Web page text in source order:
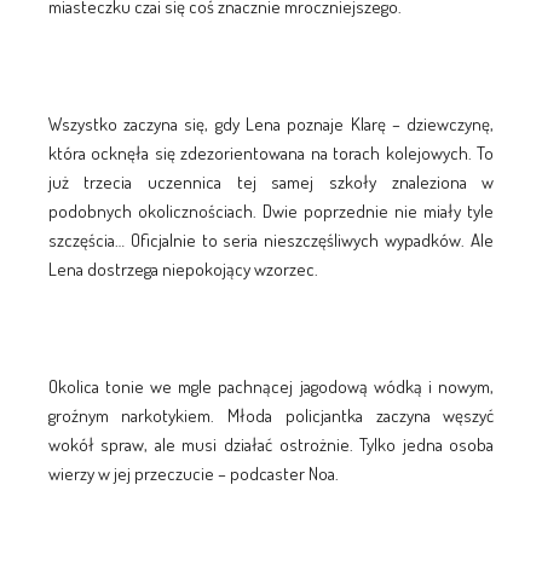
miasteczku czai się coś znacznie mroczniejszego.
Wszystko zaczyna się, gdy Lena poznaje Klarę – dziewczynę,
która ocknęła się zdezorientowana na torach kolejowych. To
już trzecia uczennica tej samej szkoły znaleziona w
podobnych okolicznościach. Dwie poprzednie nie miały tyle
szczęścia… Oficjalnie to seria nieszczęśliwych wypadków. Ale
Lena dostrzega niepokojący wzorzec.
Okolica tonie we mgle pachnącej jagodową wódką i nowym,
groźnym narkotykiem. Młoda policjantka zaczyna węszyć
wokół spraw, ale musi działać ostrożnie. Tylko jedna osoba
wierzy w jej przeczucie – podcaster Noa.